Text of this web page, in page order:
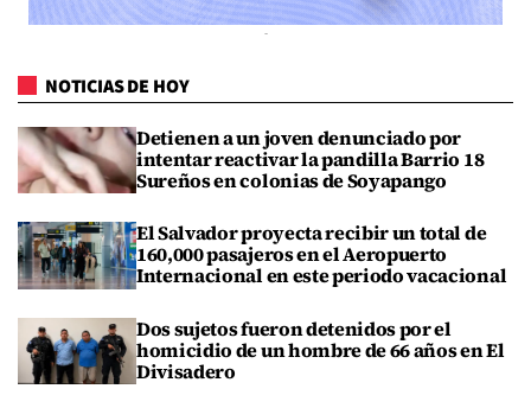
NOTICIAS DE HOY
Detienen a un joven denunciado por
intentar reactivar la pandilla Barrio 18
Sureños en colonias de Soyapango
El Salvador proyecta recibir un total de
160,000 pasajeros en el Aeropuerto
Internacional en este periodo vacacional
Dos sujetos fueron detenidos por el
homicidio de un hombre de 66 años en El
Divisadero